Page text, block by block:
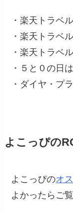
・楽天トラベル
・楽天トラベ
・楽天トラベ
・５と０の日
・ダイヤ・プ
よこっぴの
よこっぴのオ
よかったらご